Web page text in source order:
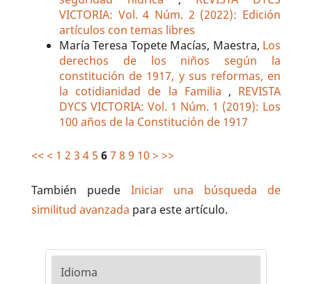
VICTORIA: Vol. 4 Núm. 2 (2022): Edición
artículos con temas libres
María Teresa Topete Macías, Maestra, Los
derechos de los niños según la
constitución de 1917, y sus reformas, en
la cotidianidad de la Familia , REVISTA
DYCS VICTORIA: Vol. 1 Núm. 1 (2019): Los
100 años de la Constitución de 1917
<< < 1 2 3 4 5 67 8 9 10 > >>
También puede Iniciar una búsqueda de
similitud avanzada para este artículo.
Idioma